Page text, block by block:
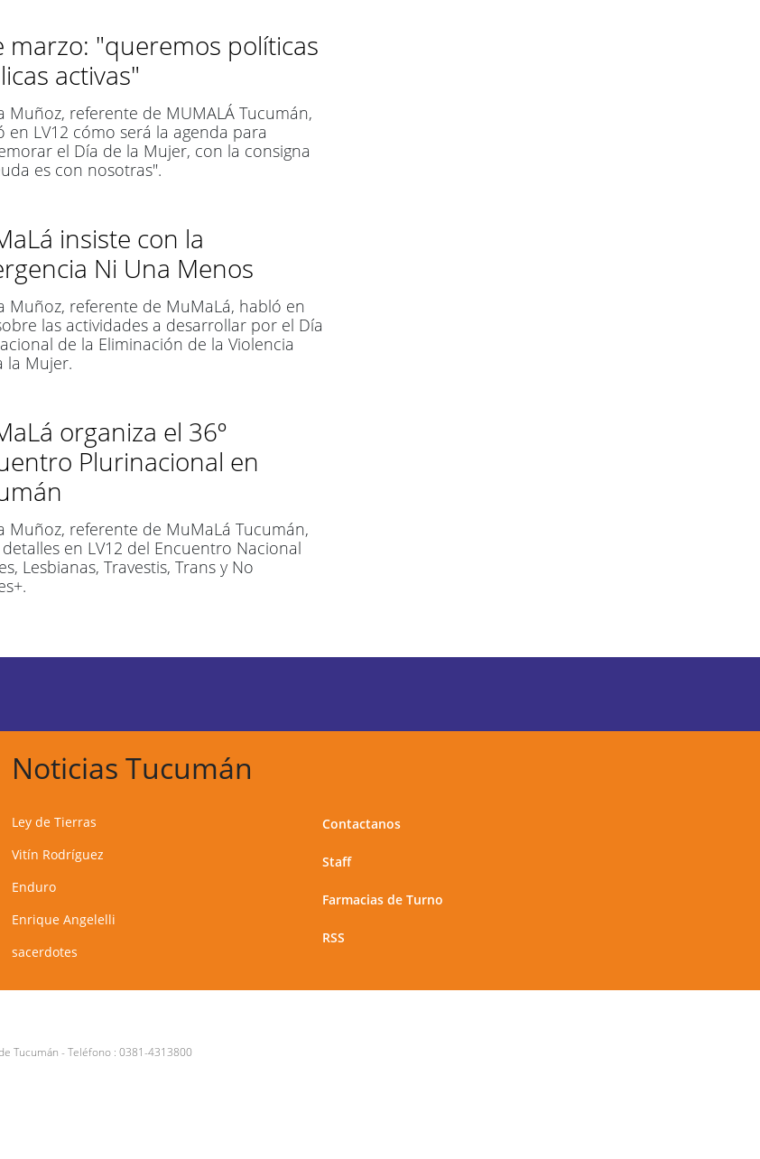
marzo: "queremos políticas
activas"
Muñoz, referente de MUMALÁ Tucumán,
en LV12 cómo será la agenda para
el Día de la Mujer, con la consigna
es con nosotras".
insiste con la
Ni Una Menos
Muñoz, referente de MuMaLá, habló en
las actividades a desarrollar por el Día
de la Eliminación de la Violencia
la Mujer.
organiza el 36º
Plurinacional en
Muñoz, referente de MuMaLá Tucumán,
en LV12 del Encuentro Nacional
Lesbianas, Travestis, Trans y No
Noticias Tucumán
Ley de Tierras
Vitín Rodríguez
Enduro
Enrique Angelelli
sacerdotes
Contactanos
Staff
Farmacias de Turno
RSS
Tucumán - Teléfono : 0381-4313800